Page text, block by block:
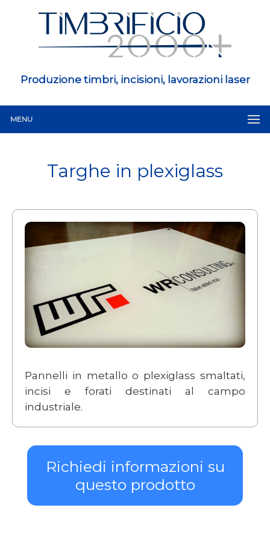
Produzione timbri, incisioni, lavorazioni laser
MENU
Targhe in plexiglass
Pannelli in metallo o plexiglass smaltati,
incisi e forati destinati al campo
industriale.
Richiedi informazioni su
questo prodotto